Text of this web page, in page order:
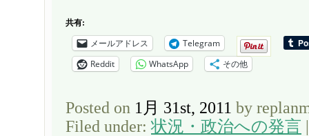
共有:
メールアドレス
Telegram
Reddit
WhatsApp その他
Posted on 1月 31st, 2011 by
Filed under:状況・政治への発言